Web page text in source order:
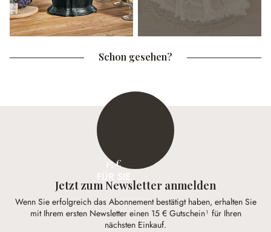
Schon gesehen?
15 €
Jetzt zum Newsletter anmelden
Wenn Sie erfolgreich das Abonnement bestätigt haben, erhalten Sie
mit Ihrem ersten Newsletter einen 15 € Gutschein¹ für Ihren
nächsten Einkauf.